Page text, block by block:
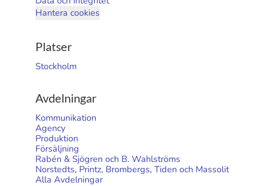
Hantera cookies
Platser
Stockholm
Avdelningar
Kommunikation
Agency
Produktion
Försäljning
Rabén & Sjögren och B. Wahlströms
Norstedts, Printz, Brombergs, Tiden och Massolit
Alla Avdelningar